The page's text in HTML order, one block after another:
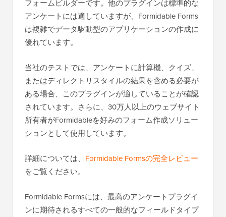
フォームビルダーです。他のプラグインは標準的な
アンケートには適していますが、Formidable Forms
は複雑でデータ駆動型のアプリケーションの作成に
優れています。
当社のテストでは、アンケートに計算機、クイズ、
またはディレクトリスタイルの結果を含める必要が
ある場合、このプラグインが適していることが確認
されています。さらに、30万人以上のウェブサイト
所有者がFormidableを好みのフォーム作成ソリュー
ションとして使用しています。
詳細については、 Formidable Formsの完全レビュー
をご覧ください。
Formidable Formsには、最高のアンケートプラグイ
ンに期待されるすべての一般的なフィールドタイプ